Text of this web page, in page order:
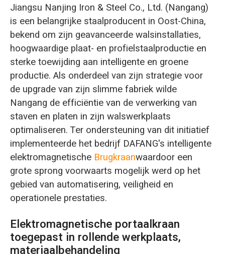
Jiangsu Nanjing Iron & Steel Co., Ltd. (Nangang)
is een belangrijke staalproducent in Oost-China,
bekend om zijn geavanceerde walsinstallaties,
hoogwaardige plaat- en profielstaalproductie en
sterke toewijding aan intelligente en groene
productie. Als onderdeel van zijn strategie voor
de upgrade van zijn slimme fabriek wilde
Nangang de efficiëntie van de verwerking van
staven en platen in zijn walswerkplaats
optimaliseren. Ter ondersteuning van dit initiatief
implementeerde het bedrijf DAFANG's intelligente
elektromagnetische Brugkraanwaardoor een
grote sprong voorwaarts mogelijk werd op het
gebied van automatisering, veiligheid en
operationele prestaties.
Elektromagnetische portaalkraan
toegepast in rollende werkplaats,
materiaalbehandeling